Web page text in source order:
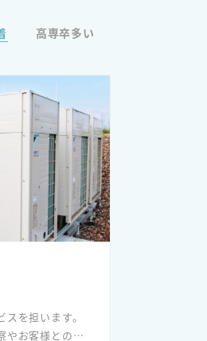
高専卒多い
を担います。
やお客様との会